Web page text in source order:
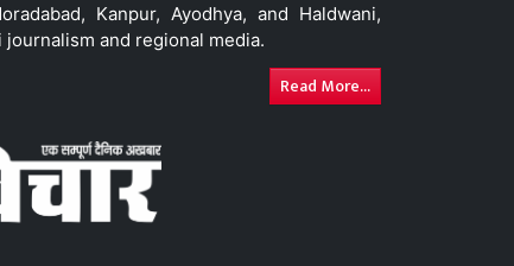
Kanpur, Ayodhya, and Haldwani,
and regional media.
Read More...